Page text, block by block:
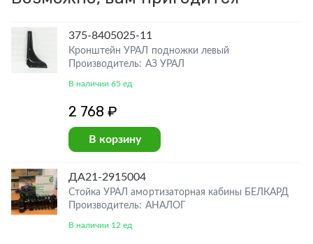
375-8405025-11
Кронштейн УРАЛ подножки левый
Производитель: АЗ УРАЛ
В наличии 65 ед
2 768 ₽
В корзину
ДА21-2915004
Стойка УРАЛ амортизаторная кабины БЕЛКАРД
Производитель: АНАЛОГ
В наличии 12 ед